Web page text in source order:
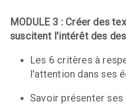
MODULE 3 : Créer des
suscitent l'intérêt des
Les 6 critères à
l'attention dans ses
Savoir présenter